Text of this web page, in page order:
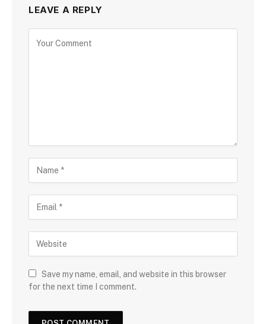
LEAVE A REPLY
Save my name, email, and website in this browser
for the next time I comment.